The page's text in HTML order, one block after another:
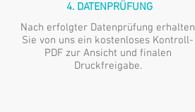
4. DATENPRÜFUNG
Nach erfolgter Datenprüfung erhalten
Sie von uns ein kostenloses Kontroll-
PDF zur Ansicht und finalen
Druckfreigabe.